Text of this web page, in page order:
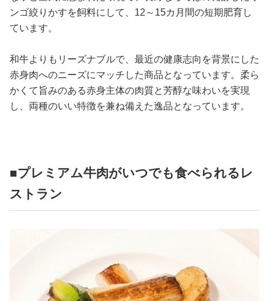
ンゴ絞りかすを飼料にして、12～15カ月間の短期肥育し
ています。
和牛よりもリーズナブルで、最近の健康志向を背景にした
赤身肉へのニーズにマッチした商品となっています。柔ら
かくて旨みのある赤身主体の肉質と芳醇な味わいを実現
し、両種のいい特徴を兼ね備えた逸品となっています。
■プレミアム牛肉がいつでも食べられるレ
ストラン